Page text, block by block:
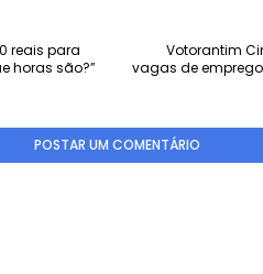
Votorantim
vagas de
reais para
horas são?”
POSTAR UM COMENTÁRIO